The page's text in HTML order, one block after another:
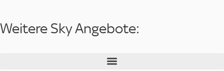
Weitere Sky Angebote: